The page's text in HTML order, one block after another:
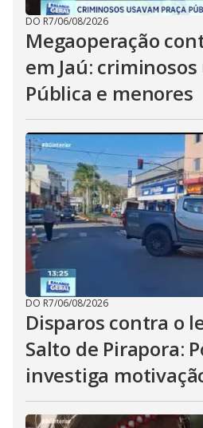
DO R7/06/08/2026
Megaoperação
em Jaú:
Pública e menores
DO R7/06/08/2026
Disparos contra o
Salto de Pirapora:
investiga